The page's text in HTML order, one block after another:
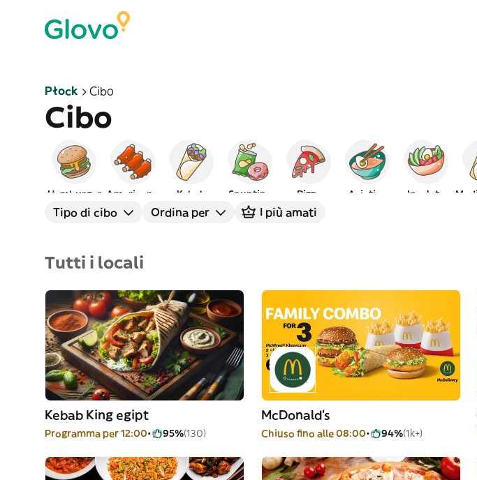
Płock Cibo
Cibo
Hamburger Americano Kebab Spuntino Pizza Asiatico Insalate
Tipo di cibo Ordina per I più amati
Tutti i locali
Kebab King egipt
Programma per 12:00 95%(130)
McDonald's
Chiuso fino alle 08:00 94%(1k+)